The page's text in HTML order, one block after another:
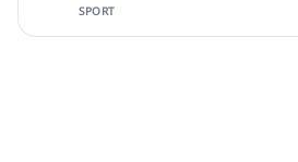
SPORT